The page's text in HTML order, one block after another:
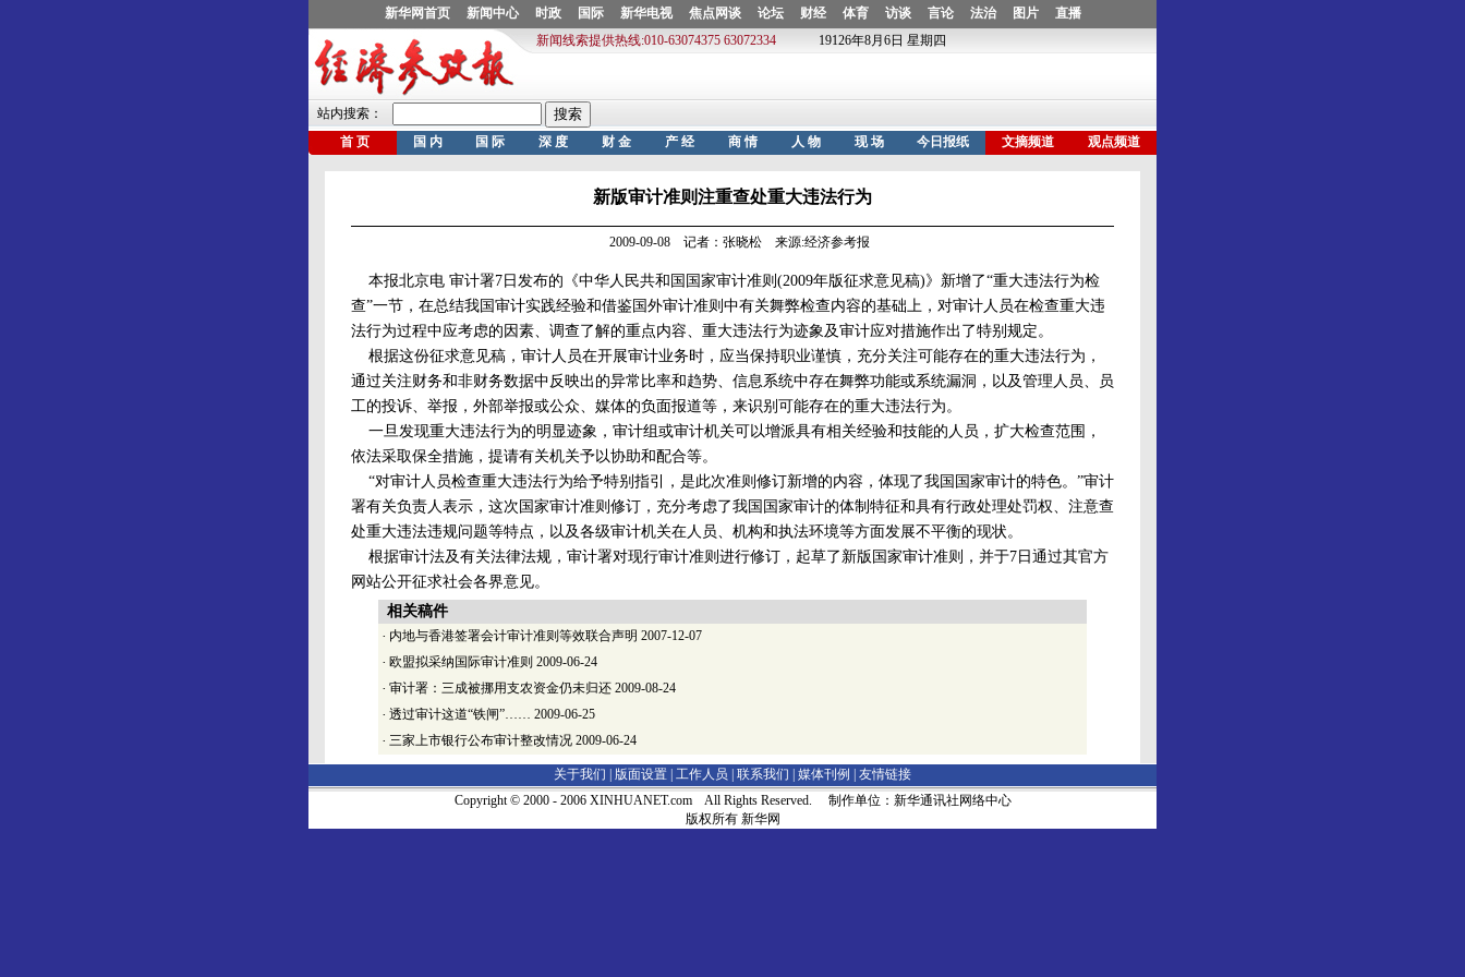
新版审计准则注重查处重大违法行为
2009-09-08 记者：张晓松 来源:经济参考报
本报北京电 审计署7日发布的《中华人民共和国国家审计准则(2009年版征求意见稿)》新增了“重大违法行为检
查”一节，在总结我国审计实践经验和借鉴国外审计准则中有关舞弊检查内容的基础上，对审计人员在检查重大违
法行为过程中应考虑的因素、调查了解的重点内容、重大违法行为迹象及审计应对措施作出了特别规定。
根据这份征求意见稿，审计人员在开展审计业务时，应当保持职业谨慎，充分关注可能存在的重大违法行为，
通过关注财务和非财务数据中反映出的异常比率和趋势、信息系统中存在舞弊功能或系统漏洞，以及管理人员、员
工的投诉、举报，外部举报或公众、媒体的负面报道等，来识别可能存在的重大违法行为。
一旦发现重大违法行为的明显迹象，审计组或审计机关可以增派具有相关经验和技能的人员，扩大检查范围，
依法采取保全措施，提请有关机关予以协助和配合等。
“对审计人员检查重大违法行为给予特别指引，是此次准则修订新增的内容，体现了我国国家审计的特色。”审计
署有关负责人表示，这次国家审计准则修订，充分考虑了我国国家审计的体制特征和具有行政处理处罚权、注意查
处重大违法违规问题等特点，以及各级审计机关在人员、机构和执法环境等方面发展不平衡的现状。
根据审计法及有关法律法规，审计署对现行审计准则进行修订，起草了新版国家审计准则，并于7日通过其官方
网站公开征求社会各界意见。
相关稿件
· 内地与香港签署会计审计准则等效联合声明 2007-12-07
· 欧盟拟采纳国际审计准则 2009-06-24
· 审计署：三成被挪用支农资金仍未归还 2009-08-24
· 透过审计这道“铁闸”…… 2009-06-25
· 三家上市银行公布审计整改情况 2009-06-24
关于我们 | 版面设置 工作人员 联系我们 媒体刊例
友情链接
Copyright © 2000 - 2006 XINHUANET.com All Rights Reserved. 制作单位：新华通讯社网络中心
版权所有 新华网